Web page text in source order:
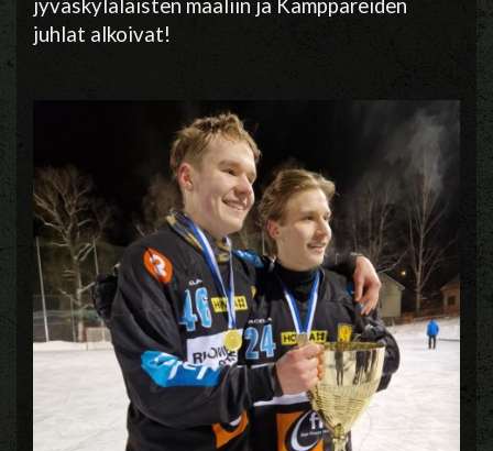
jyväskyläläisten maaliin ja Kamppareiden
juhlat alkoivat!